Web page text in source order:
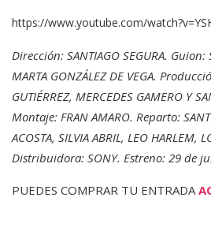
https://www.youtube.com/
Dirección: SANTIAGO SEGURA. Guion:
MARTA GONZÁLEZ DE VEGA.
GUTIÉRREZ, MERCEDES GAMERO Y
Montaje: FRAN AMARO. Reparto:
ACOSTA, SILVIA ABRIL, LEO HARLEM,
Distribuidora: SONY. Estreno: 29 de
PUEDES COMPRAR TU ENTRADA